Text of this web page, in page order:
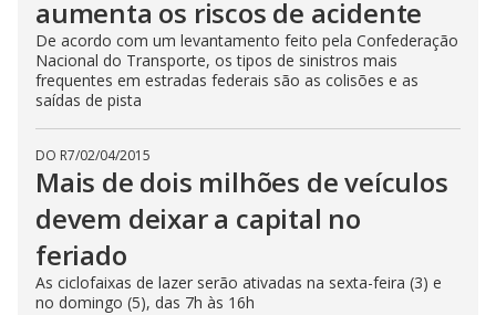
aumenta os riscos de acidente
De acordo com um levantamento feito pela Confederação
Nacional do Transporte, os tipos de sinistros mais
frequentes em estradas federais são as colisões e as
saídas de pista
DO R7/02/04/2015
Mais de dois milhões de veículos
devem deixar a capital no
feriado
As ciclofaixas de lazer serão ativadas na sexta-feira (3) e
no domingo (5), das 7h às 16h